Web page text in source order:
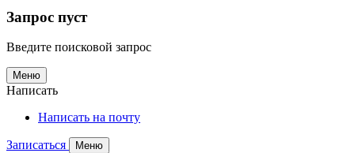
Запрос пуст
Введите поисковой запрос
Меню
Написать
Написать на почту
Записаться Меню